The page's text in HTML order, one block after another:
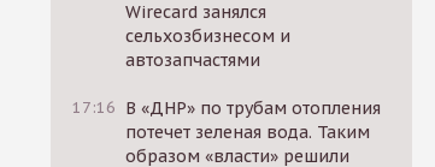
Wirecard занялся
сельхозбизнесом и
автозапчастями
17:16 В «ДНР» по трубам отопления
потечет зеленая вода. Таким
образом «власти» решили